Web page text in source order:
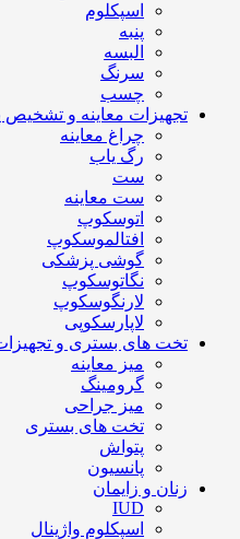
اسپکلوم
پنبه
البسه
سرنگ
چسب
تجهیزات معاینه و
چراغ معاینه
رگ یاب
ست
ست معاینه
اتوسکوپ
افتالموسکوپ
گوشی پزشکی
نگاتوسکوپ
لارنگوسکوپ
لاپارسکوپی
تخت های بستری و
میز معاینه
گرومینگ
میز جراحی
تخت های بستری
پتواش
پانسیون
زنان و زایمان
IUD
اسپکلوم واژینال